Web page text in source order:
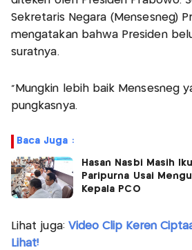
Sekretaris Negara (Mensesneg)
mengatakan bahwa Presiden
suratnya.
“Mungkin lebih baik Mensesneg
pungkasnya.
Baca Juga :
Hasan Nasbi Masih
Paripurna Usai
Kepala PCO
Lihat juga: Video Clip Keren
Lihat!